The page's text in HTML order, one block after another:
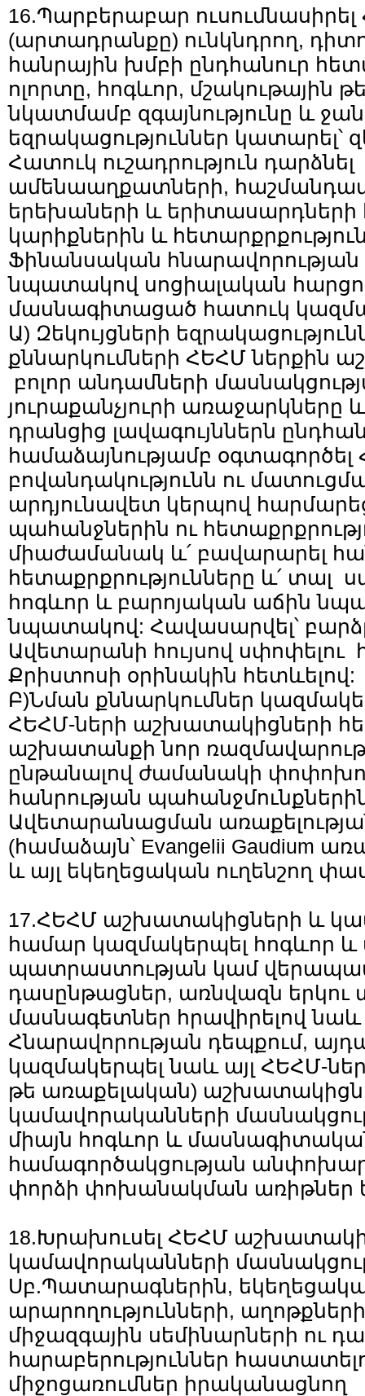
16.Պարբերաբար ուսումնասիրել
(արտադրանքը) ունկնդրող,
հանրային խմբի ընդհանուր
ոլորտը, հոգևոր, մշակութային
նկատմամբ զգայնությունը և
եզրակացություններ կատարել՝
Հատուկ ուշադրություն դարձնել
ամենաաղքատների,
երեխաների և երիտասարդների
կարիքներին և
Ֆինանսական հնարավորության
նպատակով սոցիալական
մասնագիտացած հատուկ
Ա) Զեկույցների
քննարկումների ՀԵՀՄ ներքին
բոլոր անդամների
յուրաքանչյուրի
դրանցից լավագույններն
համաձայնությամբ օգտագործել
բովանդակությունն ու
արդյունավետ կերպով
պահանջներին ու
միաժամանակ և՛ բավարարել
հետաքրքրությունները և՛ տալ
հոգևոր և բարոյական աճին
նպատակով: Հավասարվել՝
Ավետարանի հույսով սփոփելու
Քրիստոսի օրինակին հետևելով:
Բ)Նման քննարկումներ
ՀԵՀՄ-ների աշխատակիցների
աշխատանքի նոր
ընթանալով ժամանակի
հանրության
Ավետարանացման
(համաձայն՝ Evangelii Gaudium
և այլ եկեղեցական ուղենշող
17.ՀԵՀՄ աշխատակիցների և
համար կազմակերպել հոգևոր
պատրաստության կամ
դասընթացներ, առնվազն երկու
մասնագետներ հրավիրելով
Հնարավորության դեպքում,
կազմակերպել նաև այլ ՀԵՀՄ-
թե առաքելական)
կամավորականների
միայն հոգևոր և մասնագիտական
համագործակցության
փորձի փոխանակման առիթներ
18.Խրախուսել ՀԵՀՄ
կամավորականների
Սբ.Պատարագներին,
արարողությունների,
միջազգային սեմինարների ու
հարաբերություններ
միջոցառումներ իրականացնող